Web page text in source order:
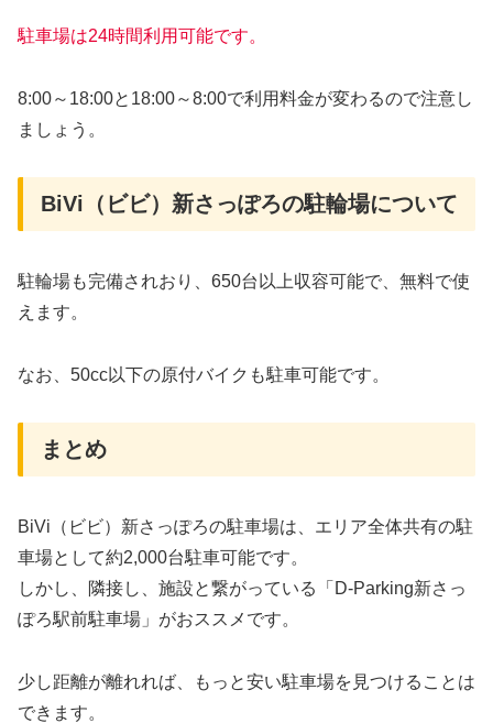
駐車場は24時間利用可能です。
8:00～18:00と18:00～8:00で利用料金が変わるので注意し
ましょう。
BiVi（ビビ）新さっぽろの駐輪場について
駐輪場も完備されおり、650台以上収容可能で、無料で使
えます。
なお、50cc以下の原付バイクも駐車可能です。
まとめ
BiVi（ビビ）新さっぽろの駐車場は、エリア全体共有の駐
車場として約2,000台駐車可能です。
しかし、隣接し、施設と繋がっている「D-Parking新さっ
ぽろ駅前駐車場」がおススメです。
少し距離が離れれば、もっと安い駐車場を見つけることは
できます。